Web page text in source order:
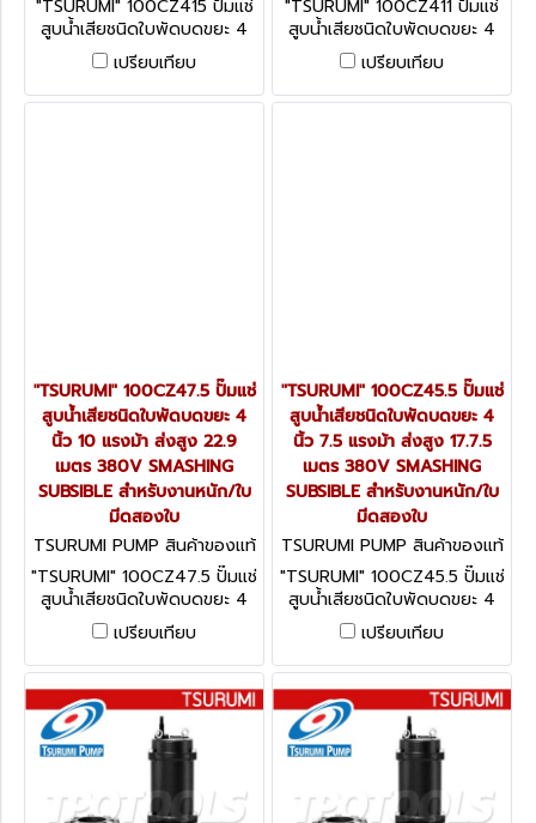
"TSURUMI" 100CZ415 ปั๊มแช่
สูบน้ำเสียชนิดใบพัดบดขยะ 4
นิ้ว 20 แรงม้า ส่งสูง 30-13
เมตร 380V SMASHING
SUBSIBLE สำหรับงานหนัก/ใบ
เปรียบเทียบ
"TSURUMI" 100CZ411 ปั๊มแช่
สูบน้ำเสียชนิดใบพัดบดขยะ 4
นิ้ว 15 แรงม้า ส่งสูง 26-12.5
เมตร 380V SMASHING
SUBSIBLE สำหรับงานหนัก/ใบ
เปรียบเทียบ
"TSURUMI" 100CZ47.5 ปั๊มแช่
สูบน้ำเสียชนิดใบพัดบดขยะ 4
นิ้ว 10 แรงม้า ส่งสูง 22.9
เมตร 380V SMASHING
SUBSIBLE สำหรับงานหนัก/ใบ
มีดสองใบ
TSURUMI PUMP สินค้าของแท้
จากโรงงานผู้ผลิต 100CZ47.5
"TSURUMI" 100CZ47.5 ปั๊มแช่
สูบน้ำเสียชนิดใบพัดบดขยะ 4
นิ้ว 10 แรงม้า ส่งสูง 22.9
เมตร 380V SMASHING
SUBSIBLE สำหรับงานหนัก/ใบ
มีดสองใบ
เปรียบเทียบ
"TSURUMI" 100CZ45.5 ปั๊มแช่
สูบน้ำเสียชนิดใบพัดบดขยะ 4
นิ้ว 7.5 แรงม้า ส่งสูง 17.7.5
เมตร 380V SMASHING
SUBSIBLE สำหรับงานหนัก/ใบ
มีดสองใบ
TSURUMI PUMP สินค้าของแท้
จากโรงงานผู้ผลิต 100CZ45.5
"TSURUMI" 100CZ45.5 ปั๊มแช่
สูบน้ำเสียชนิดใบพัดบดขยะ 4
นิ้ว 7.5 แรงม้า ส่งสูง 17.7.5
เมตร 380V SMASHING
SUBSIBLE สำหรับงานหนัก/ใบ
มีดสองใบ
เปรียบเทียบ